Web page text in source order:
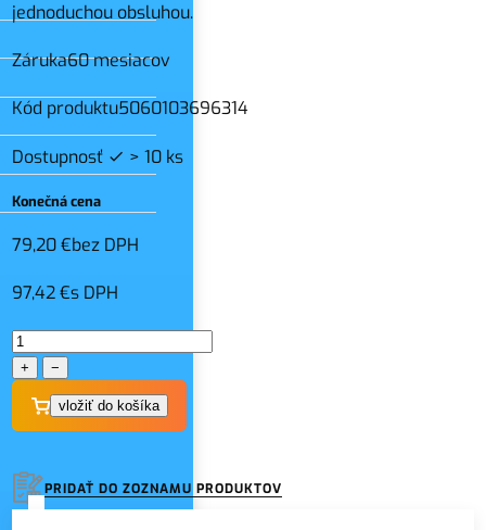
jednoduchou obsluhou.
Záruka60 mesiacov
Kód produktu5060103696314
Dostupnosť > 10 ks
Konečná cena
79,20 €bez DPH
97,42 €s DPH
+ −
PRIDAŤ DO ZOZNAMU PRODUKTOV